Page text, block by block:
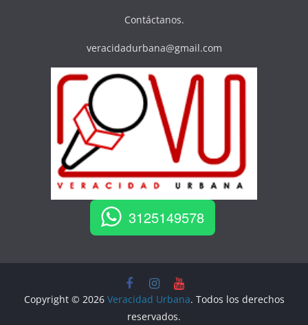
Contáctanos.
veracidadurbana@gmail.com
3125149578
Copyright © 2026 Veracidad Urbana. Todos los derechos
reservados.